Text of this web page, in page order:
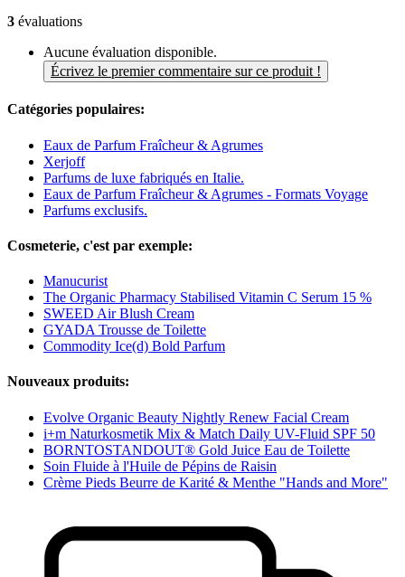
3 évaluations
Aucune évaluation disponible.
Écrivez le premier commentaire sur ce produit !
Catégories populaires:
Eaux de Parfum Fraîcheur & Agrumes
Xerjoff
Parfums de luxe fabriqués en Italie.
Eaux de Parfum Fraîcheur & Agrumes - Formats Voyage
Parfums exclusifs.
Cosmeterie, c'est par exemple:
Manucurist
The Organic Pharmacy Stabilised Vitamin C Serum 15 %
SWEED Air Blush Cream
GYADA Trousse de Toilette
Commodity Ice(d) Bold Parfum
Nouveaux produits:
Evolve Organic Beauty Nightly Renew Facial Cream
i+m Naturkosmetik Mix & Match Daily UV-Fluid SPF 50
BORNTOSTANDOUT® Gold Juice Eau de Toilette
Soin Fluide à l'Huile de Pépins de Raisin
Crème Pieds Beurre de Karité & Menthe "Hands and More"